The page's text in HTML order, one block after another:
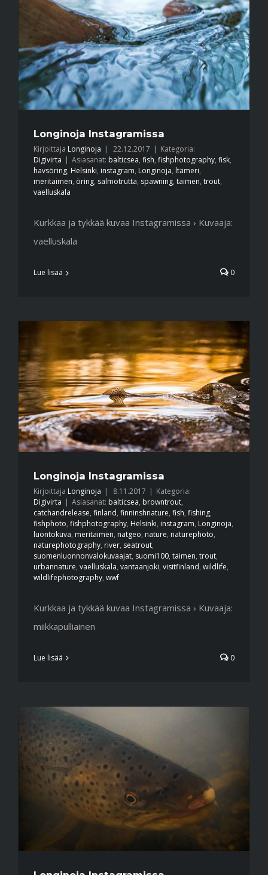
Longinoja Instagramissa
Kirjoittaja Longinoja 22.12.2017
Kategoria:
Digivirta
Asiasanat: balticsea, fish, fishphotography, fisk,
havsöring, Helsinki, instagram, Longinoja, ltämeri,
meritaimen, öring, salmotrutta, spawning, taimen, trout,
vaelluskala
Kurkkaa ja tykkää kuvaa Instagramissa › Kuvaaja:
vaelluskala
Lue lisää 0
Longinoja Instagramissa
Kirjoittaja Longinoja | 8.11.2017 | Kategoria:
Digivirta | Asiasanat: balticsea, browntrout,
catchandrelease, finland, finninshnature, fish, fishing,
fishphoto, fishphotography, Helsinki, instagram, Longinoja,
luontokuva, meritaimen, natgeo, nature, naturephoto,
naturephotography, river, seatrout,
suomenluonnonvalokuvaajat, suomi100, taimen, trout,
urbannature, vaelluskala, vantaanjoki, visitfinland, wildlife,
wildlifephotography, wwf
Kurkkaa ja tykkää kuvaa Instagramissa › Kuvaaja:
miikkapulliainen
Lue lisää 0